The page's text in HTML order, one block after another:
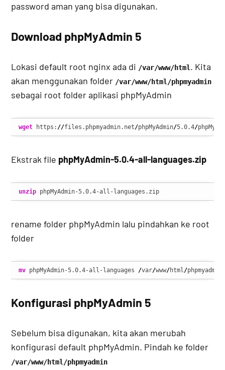
password aman yang bisa digunakan.
Download phpMyAdmin 5
Lokasi default root nginx ada di /var/www/html. Kita
akan menggunakan folder /var/www/html/phpmyadmin
sebagai root folder aplikasi phpMyAdmin
wget https: //files.phpmyadmin.net/phpMyAdmin/5.0.4/
Ekstrak file phpMyAdmin-5.0.4-all-languages.zip
unzip phpMyAdmin-5.0.4-all-languages.zip
rename folder phpMyAdmin lalu pindahkan ke root
folder
mv phpMyAdmin-5.0.4-all-languages /var/www/html/phpmyadmin
Konfigurasi phpMyAdmin 5
Sebelum bisa digunakan, kita akan merubah
konfigurasi default phpMyAdmin. Pindah ke folder
/var/www/html/phpmyadmin